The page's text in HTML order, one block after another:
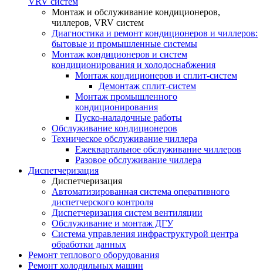
Монтаж и обслуживание кондиционеров,
чиллеров, VRV систем
Диагностика и ремонт кондиционеров и чиллеров:
бытовые и промышленные системы
Монтаж кондиционеров и систем
кондиционирования и холодоснабжения
Монтаж кондиционеров и сплит-систем
Демонтаж сплит-систем
Монтаж промышленного
кондиционирования
Пуско-наладочные работы
Обслуживание кондиционеров
Техническое обслуживание чиллера
Ежеквартальное обслуживание чиллеров
Разовое обслуживание чиллера
Диспетчеризация
Диспетчеризация
Автоматизированная система оперативного
диспетчерского контроля
Диспетчеризация систем вентиляции
Обслуживание и монтаж ДГУ
Система управления инфраструктурой центра
обработки данных
Ремонт теплового оборудования
Ремонт холодильных машин